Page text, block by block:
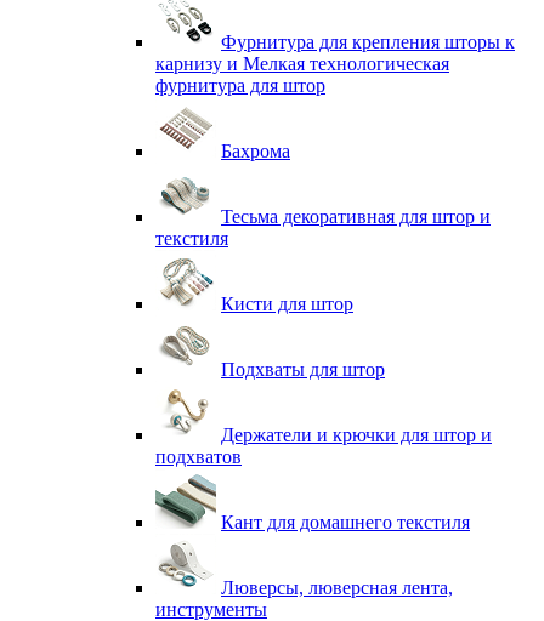
Фурнитура для крепления шторы к
карнизу и Мелкая технологическая
фурнитура для штор
Бахрома
Тесьма декоративная для штор и
текстиля
Кисти для штор
Подхваты для штор
Держатели и крючки для штор и
подхватов
Кант для домашнего текстиля
Люверсы, люверсная лента,
инструменты